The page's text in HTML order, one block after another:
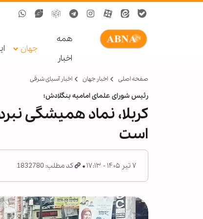
همه
اخبار
جهان
صفحه اصلی اخبار جهان اخبار آسیای شرقی
رئیس شورای علمای امامیه بنگلادش؛
کربلا، نماد همیشگی
است
۷ تیر ۱۴۰۵ - ۱۷:۱۳ کد مطلب: 1832780